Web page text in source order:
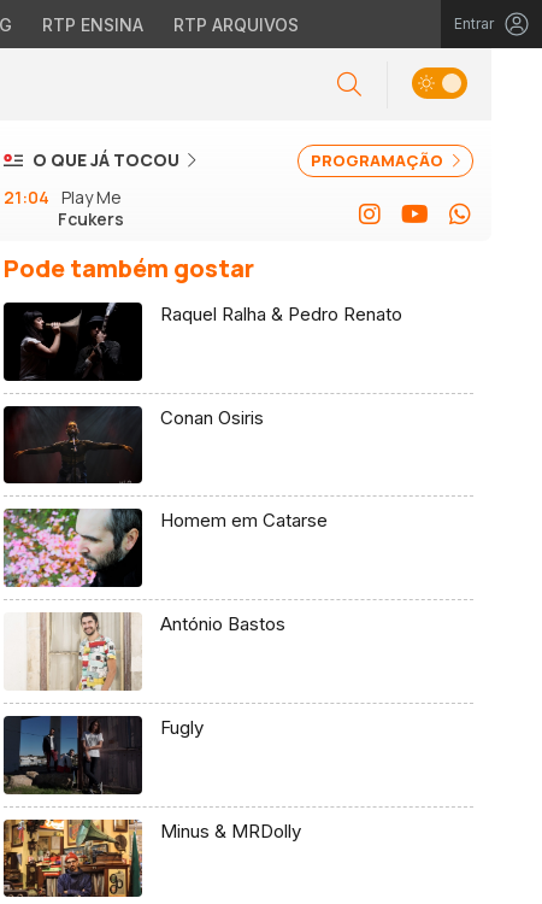
RTP ENSINA RTP ARQUIVOS Entrar
PROGRAMAÇÃO
O QUE JÁ TOCOU
21:04 Play Me
Fcukers
Pode também gostar
Raquel Ralha & Pedro Renato
Conan Osiris
Homem em Catarse
António Bastos
Fugly
Minus & MRDolly